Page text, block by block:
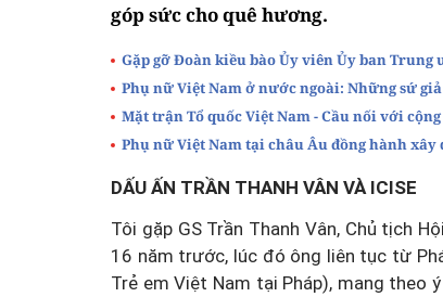
góp sức cho quê hương.
Gặp gỡ Đoàn kiều bào Ủy viên Ủy ban
Phụ nữ Việt Nam ở nước ngoài: Những sứ
Mặt trận Tổ quốc Việt Nam - Cầu nối với
Phụ nữ Việt Nam tại châu Âu đồng hành
DẤU ẤN TRẦN THANH VÂN VÀ ICISE
Tôi gặp GS Trần Thanh Vân, Chủ tịch
16 năm trước, lúc đó ông liên tục từ
Trẻ em Việt Nam tại Pháp), mang theo